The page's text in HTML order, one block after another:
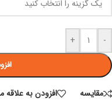
-
+
مقايسه افزودن به علاقه